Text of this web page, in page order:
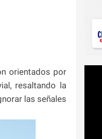
orientados por
resaltando la
las señales